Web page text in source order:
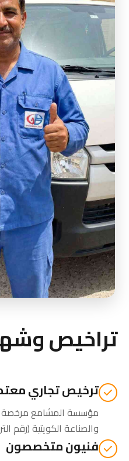
تراخيص
ترخيص تجاري
مؤسسة المشامع مرخصة
والصناعة الكويتية(رقم
فنيون متخصصون